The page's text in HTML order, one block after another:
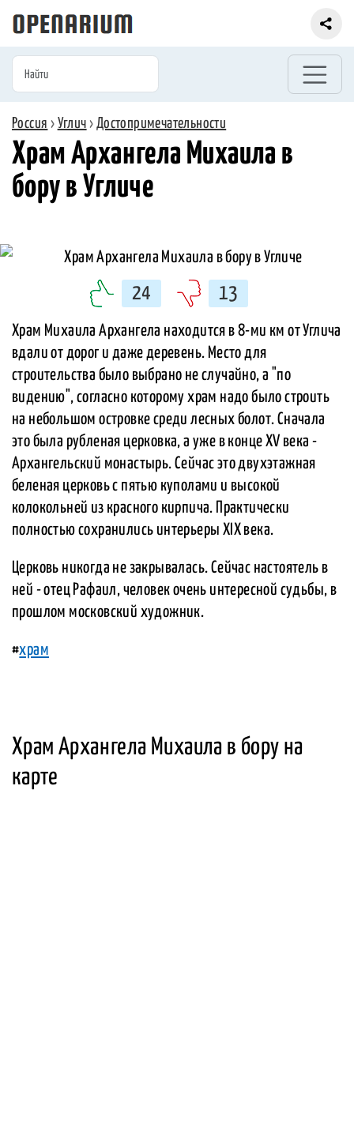
Россия › Углич › Достопримечательности
Храм Архангела Михаила в
бору в Угличе
24 13
Храм Михаила Архангела находится в 8-ми км от Углича
вдали от дорог и даже деревень. Место для
строительства было выбрано не случайно, а "по
видению", согласно которому храм надо было строить
на небольшом островке среди лесных болот. Сначала
это была рубленая церковка, а уже в конце ХV века -
Архангельский монастырь. Сейчас это двухэтажная
беленая церковь с пятью куполами и высокой
колокольней из красного кирпича. Практически
полностью сохранились интерьеры ХIХ века.
Церковь никогда не закрывалась. Сейчас настоятель в
ней - отец Рафаил, человек очень интересной судьбы, в
прошлом московский художник.
#храм
Храм Архангела Михаила в бору на
карте